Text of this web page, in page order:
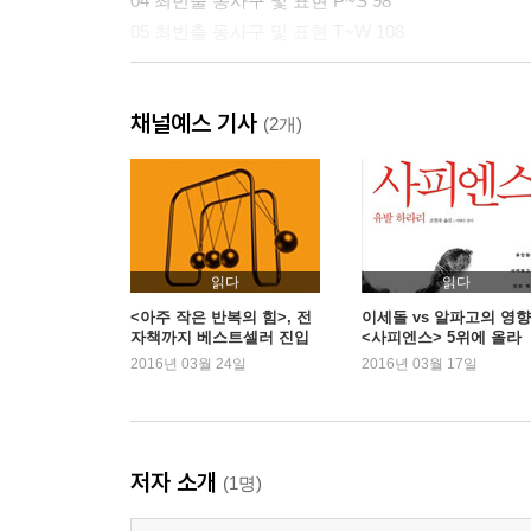
채널예스 기사 (2개)
읽다
<아주 작은 반복의 힘>, 전
자책까지 베스트셀러 진입
2016년 03월 24일
읽다
이세돌 vs 알파고의 영
<사피엔스> 5위에 올라
2016년 03월 17일
저자 소개 (1명)